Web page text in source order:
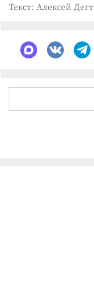
Текст: Алексей